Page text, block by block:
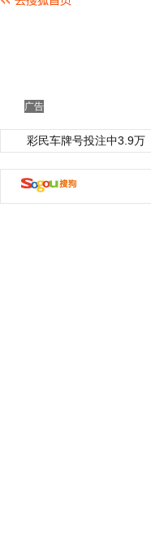
广告
彩民车牌号投注中3.9万